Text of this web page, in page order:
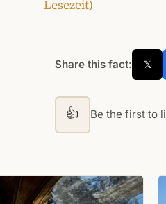
Lesezeit)
Share this fact: 𝕏
👍 Be the first to